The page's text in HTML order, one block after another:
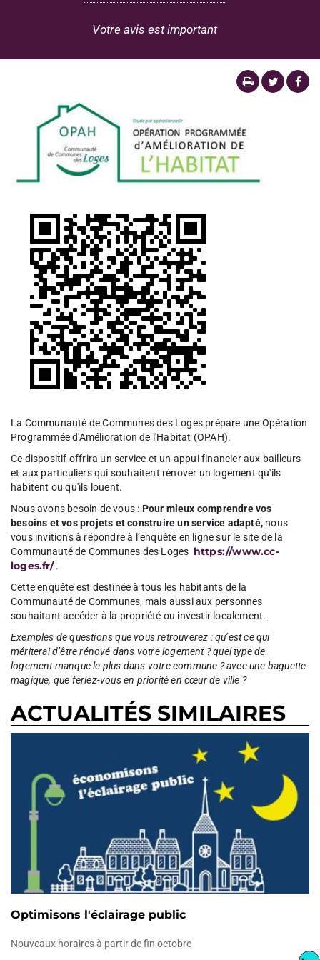
Votre avis est important
La Communauté de Communes des Loges prépare une Opération
Programmée d'Amélioration de l'Habitat (OPAH).
Ce dispositif offrira un service et un appui financier aux bailleurs
et aux particuliers qui souhaitent rénover un logement qu'ils
habitent ou qu'ils louent.
Nous avons besoin de vous : Pour mieux comprendre vos
besoins et vos projets et construire un service adapté, nous
vous invitions à répondre à l’enquête en ligne sur le site de la
Communauté de Communes des Loges https://www.cc-
loges.fr/.
Cette enquête est destinée à tous les habitants de la
Communauté de Communes, mais aussi aux personnes
souhaitant accéder à la propriété ou investir localement.
Exemples de questions que vous retrouverez : qu’est ce qui
mériterai d’être rénové dans votre logement ? quel type de
logement manque le plus dans votre commune ? avec une baguette
magique, que feriez-vous en priorité en cœur de ville ?
ACTUALITÉS SIMILAIRES
Optimisons l'éclairage public
Nouveaux horaires à partir de fin octobre